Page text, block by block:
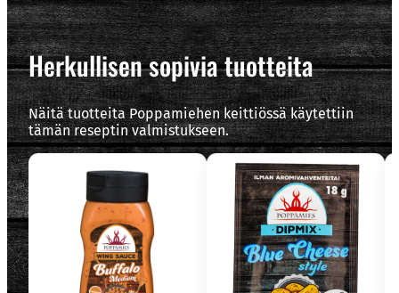
Herkullisen sopivia tuotteita
Näitä tuotteita Poppamiehen keittiössä käytettiin
tämän reseptin valmistukseen.